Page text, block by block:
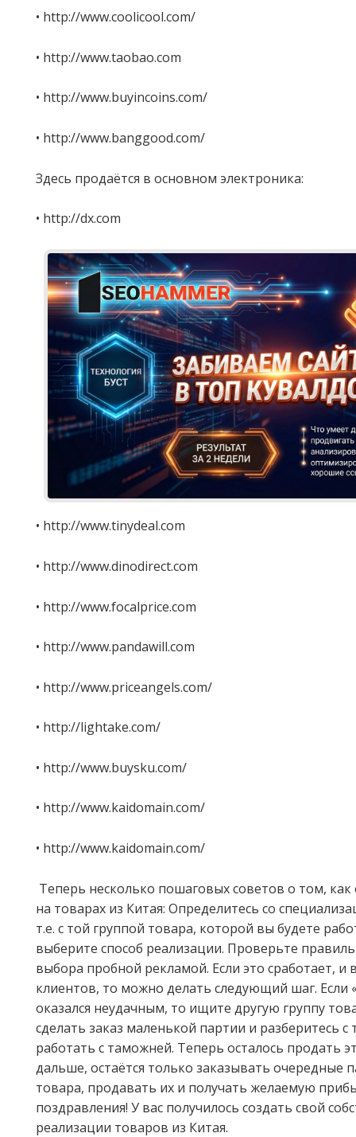
• http://www.coolicool.com/
• http://www.taobao.com
• http://www.buyincoins.com/
• http://www.banggood.com/
Здесь продаётся в основном электроника:
• http://dx.com
• http://www.tinydeal.com
• http://www.dinodirect.com
• http://www.focalprice.com
• http://www.pandawill.com
• http://www.priceangels.com/
• http://lightake.com/
• http://www.buysku.com/
• http://www.kaidomain.com/
• http://www.kaidomain.com/
Теперь несколько пошаговых советов о том, как
на товарах из Китая: Определитесь со
т.е. с той группой товара, которой вы будете
выберите способ реализации. Проверьте
выбора пробной рекламой. Если это сработает, и
клиентов, то можно делать следующий шаг. Если
оказался неудачным, то ищите другую группу
сделать заказ маленькой партии и разберитесь с
работать с таможней. Теперь осталось продать
дальше, остаётся только заказывать очередные
товара, продавать их и получать желаемую
поздравления! У вас получилось создать свой
реализации товаров из Китая.